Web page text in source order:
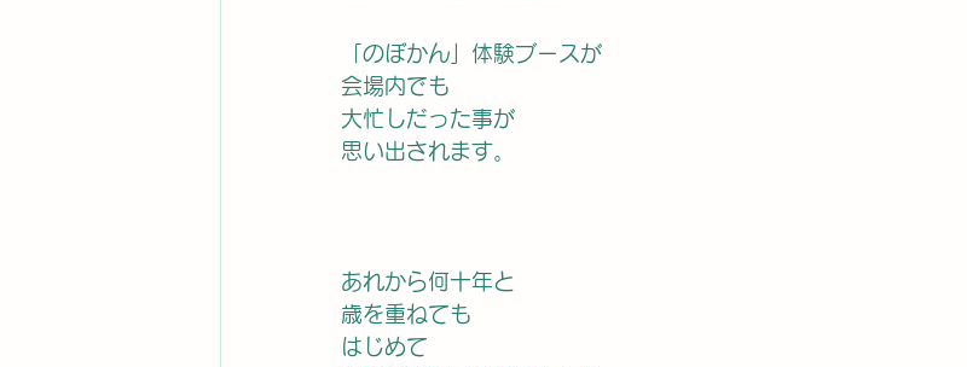
「のぼかん」体験ブースが
会場内でも
大忙しだった事が
思い出されます。
あれから何十年と
歳を重ねても
はじめて